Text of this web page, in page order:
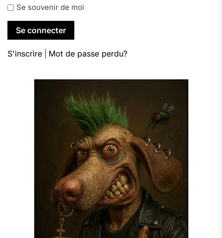
Se souvenir de moi
S'inscrire Mot de passe perdu?